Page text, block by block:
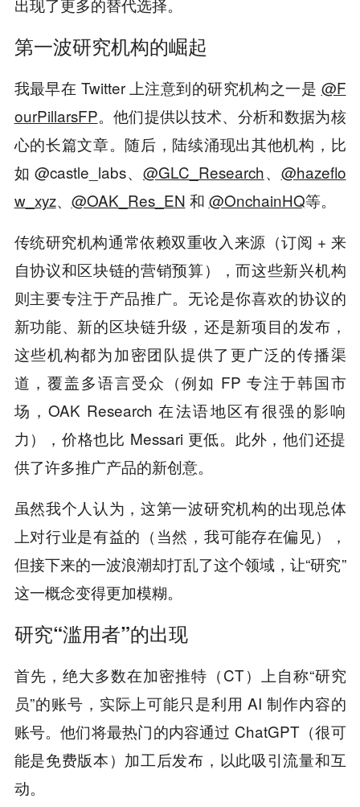
出现了更多的替代选择。
第一波研究机构的崛起
我最早在 Twitter 上注意到的研究机构之一是 @F
ourPillarsFP。他们提供以技术、分析和数据为核
心的长篇文章。随后，陆续涌现出其他机构，比
如 @castle_labs、 @GLC_Research、 @hazeflo
w_xyz、 @OAK_Res_EN 和 @OnchainHQ等。
传统研究机构通常依赖双重收入来源（订阅 + 来
自协议和区块链的营销预算），而这些新兴机构
则主要专注于产品推广。无论是你喜欢的协议的
新功能、新的区块链升级，还是新项目的发布，
这些机构都为加密团队提供了更广泛的传播渠
道，覆盖多语言受众（例如 FP 专注于韩国市
场，OAK Research 在法语地区有很强的影响
力），价格也比 Messari 更低。此外，他们还提
供了许多推广产品的新创意。
虽然我个人认为，这第一波研究机构的出现总体
上对行业是有益的（当然，我可能存在偏见），
但接下来的一波浪潮却打乱了这个领域，让“研究”
这一概念变得更加模糊。
研究“滥用者”的出现
首先，绝大多数在加密推特（CT）上自称“研究
员”的账号，实际上可能只是利用 AI 制作内容的
账号。他们将最热门的内容通过 ChatGPT（很可
能是免费版本）加工后发布，以此吸引流量和互
动。